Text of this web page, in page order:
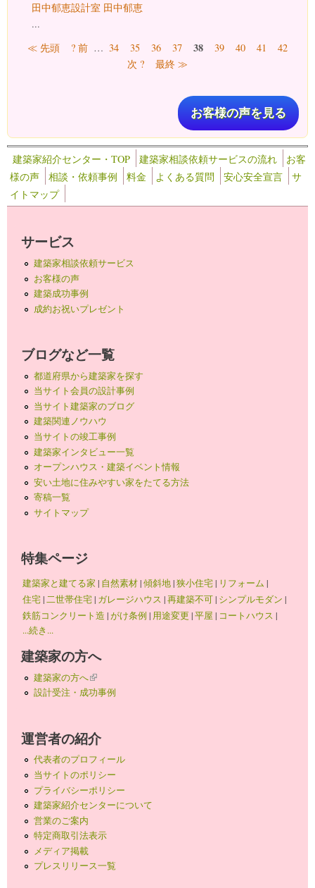
田中郁恵設計室 田中郁恵
...
ページ
≪ 先頭 ? 前 … 34 35 36 37 38 39 40 41
42
次 ?
最終 ≫
お客様の声を見る
建築家紹介センター・TOP 建築家相談依頼サービスの流れ
お客
様の声
相談・依頼事例 料金 よくある質問 安心安全宣言
サ
イトマップ
サービス
建築家相談依頼サービス
お客様の声
建築成功事例
成約お祝いプレゼント
ブログなど一覧
都道府県から建築家を探す
当サイト会員の設計事例
当サイト建築家のブログ
建築関連ノウハウ
当サイトの竣工事例
建築家インタビュー一覧
オープンハウス・建築イベント情報
安い土地に住みやすい家をたてる方法
寄稿一覧
サイトマップ
特集ページ
建築家と建てる家 | 自然素材|傾斜地|狭小住宅| リフォーム |
住宅|二世帯住宅| ガレージハウス |再建築不可| シンプルモダン |
鉄筋コンクリート造 |がけ条例 | 用途変更 |平屋 | コートハウス |
...続き...
建築家の方へ
建築家の方へ(link is external)
設計受注・成功事例
運営者の紹介
代表者のプロフィール
当サイトのポリシー
プライバシーポリシー
建築家紹介センターについて
営業のご案内
特定商取引法表示
メディア掲載
プレスリリース一覧